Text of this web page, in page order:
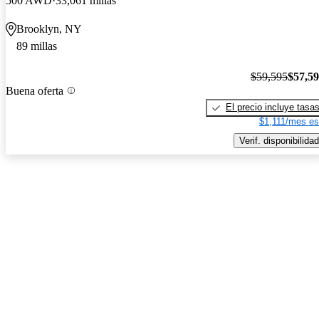
Brooklyn, NY
89 millas
Buena oferta
$59,595
El precio incluye tasas
$1,111/mes
Verif. disponibilidad